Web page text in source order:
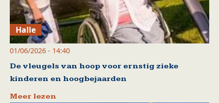
Halle
01/06/2026 - 14:40
De vleugels van hoop voor ernstig zieke
kinderen en hoogbejaarden
Meer lezen